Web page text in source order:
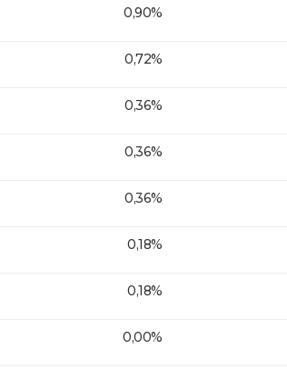
0,90%
0,72%
0,36%
0,36%
0,36%
0,18%
0,18%
0,00%